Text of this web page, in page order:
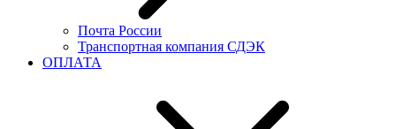
Почта России
Транспортная компания СДЭК
ОПЛАТА